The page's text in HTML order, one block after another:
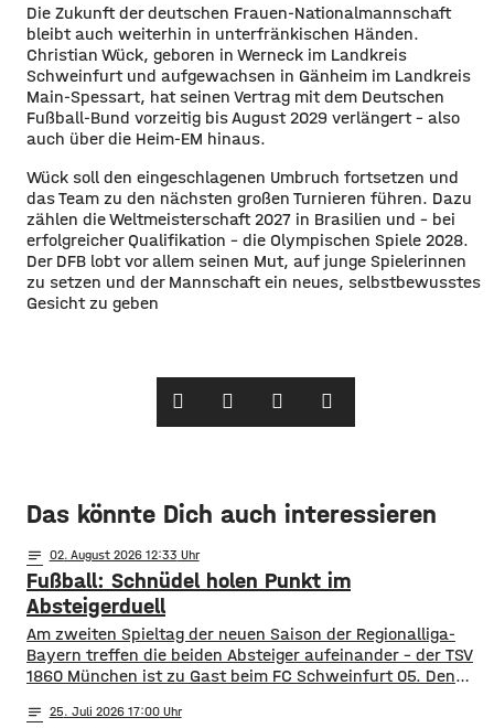
Die Zukunft der deutschen Frauen-Nationalmannschaft
bleibt auch weiterhin in unterfränkischen Händen.
Christian Wück, geboren in Werneck im Landkreis
Schweinfurt und aufgewachsen in Gänheim im Landkreis
Main-Spessart, hat seinen Vertrag mit dem Deutschen
Fußball-Bund vorzeitig bis August 2029 verlängert – also
auch über die Heim-EM hinaus.
Wück soll den eingeschlagenen Umbruch fortsetzen und
das Team zu den nächsten großen Turnieren führen. Dazu
zählen die Weltmeisterschaft 2027 in Brasilien und – bei
erfolgreicher Qualifikation – die Olympischen Spiele 2028.
Der DFB lobt vor allem seinen Mut, auf junge Spielerinnen
zu setzen und der Mannschaft ein neues, selbstbewusstes
Gesicht zu geben
Das könnte Dich auch interessieren
notes 02. August 2026 12:33
Fußball: Schnüdel holen Punkt im
Absteigerduell
Am zweiten Spieltag der neuen Saison der Regionalliga-
Bayern treffen die beiden Absteiger aufeinander – der TSV
1860 München ist zu Gast beim FC Schweinfurt 05. Den
Minuten köpfte Neuzugang Prodanovic die
notes 25. Juli 2026 17:00